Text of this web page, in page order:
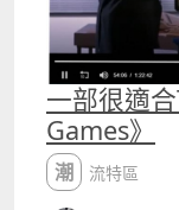
一部很適
Games》
潮流特區